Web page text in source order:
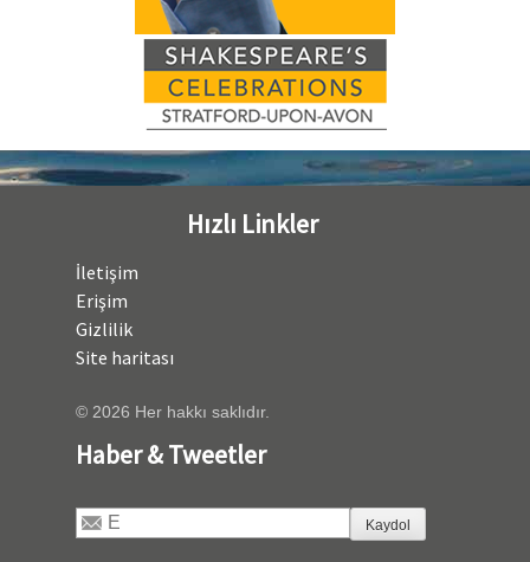
Hızlı Linkler
İletişim
Erişim
Gizlilik
Site haritası
© 2026 Her hakkı saklıdır.
Haber & Tweetler